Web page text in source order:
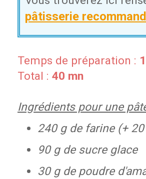
pâtisserie
Temps de préparation :
Total : 40 mn
Ingrédients pourune
240 g de farine (+
90 g de sucre glace
30 g de poudre